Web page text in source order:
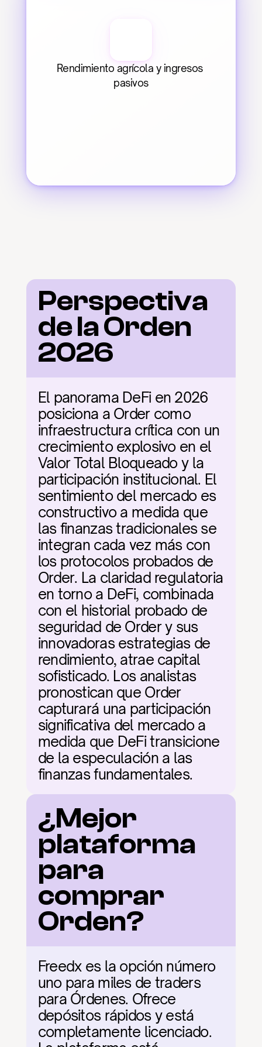
Rendimiento agrícola y ingresos
pasivos
Perspectiva
de la Orden
2026
El panorama DeFi en 2026
posiciona a Order como
infraestructura crítica con un
crecimiento explosivo en el
Valor Total Bloqueado y la
participación institucional. El
sentimiento del mercado es
constructivo a medida que
las finanzas tradicionales se
integran cada vez más con
los protocolos probados de
Order. La claridad regulatoria
en torno a DeFi, combinada
con el historial probado de
seguridad de Order y sus
innovadoras estrategias de
rendimiento, atrae capital
sofisticado. Los analistas
pronostican que Order
capturará una participación
significativa del mercado a
medida que DeFi transicione
de la especulación a las
finanzas fundamentales.
¿Mejor
plataforma
para
comprar
Orden?
Freedx es la opción número
uno para miles de traders
para Órdenes. Ofrece
depósitos rápidos y está
completamente licenciado.